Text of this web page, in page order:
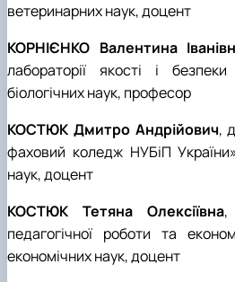
ветеринарних наук, доцент
КОРНІЄНКО Валентина
лабораторії якості і
біологічних наук, професор
КОСТЮК Дмитро Андрійович,
фаховий коледж НУБіП
наук, доцент
КОСТЮК Тетяна Олексіївна,
педагогічної роботи та
економічних наук, доцент